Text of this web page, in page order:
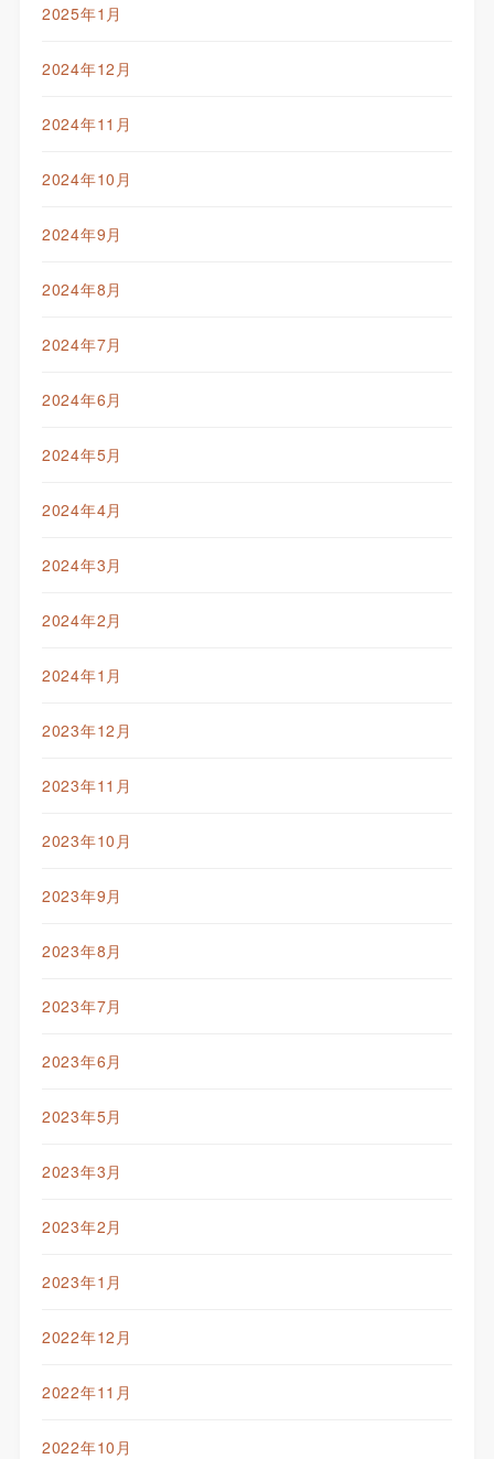
2025年1月
2024年12月
2024年11月
2024年10月
2024年9月
2024年8月
2024年7月
2024年6月
2024年5月
2024年4月
2024年3月
2024年2月
2024年1月
2023年12月
2023年11月
2023年10月
2023年9月
2023年8月
2023年7月
2023年6月
2023年5月
2023年3月
2023年2月
2023年1月
2022年12月
2022年11月
2022年10月